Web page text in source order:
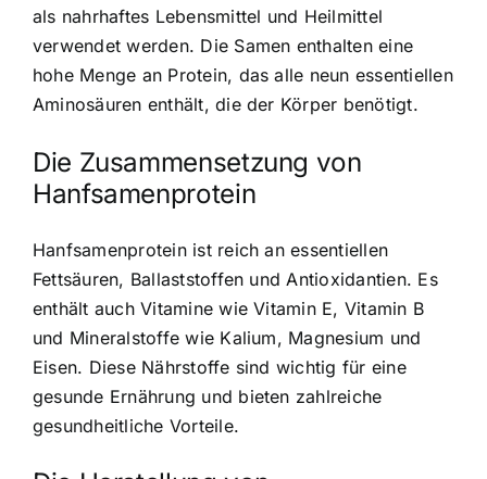
als nahrhaftes Lebensmittel und Heilmittel
verwendet werden. Die Samen enthalten eine
hohe Menge an Protein, das alle neun essentiellen
Aminosäuren enthält, die der Körper benötigt.
Die Zusammensetzung von
Hanfsamenprotein
Hanfsamenprotein ist reich an essentiellen
Fettsäuren, Ballaststoffen und Antioxidantien. Es
enthält auch Vitamine wie Vitamin E, Vitamin B
und Mineralstoffe wie Kalium, Magnesium und
Eisen. Diese Nährstoffe sind wichtig für eine
gesunde Ernährung und bieten zahlreiche
gesundheitliche Vorteile.